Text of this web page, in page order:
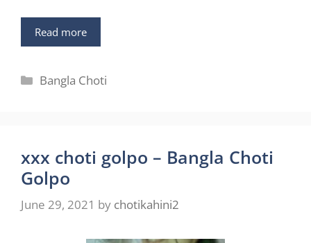
Read more
Categories
Bangla Choti
xxx choti golpo – Bangla Choti
Golpo
June 29, 2021 by chotikahini2